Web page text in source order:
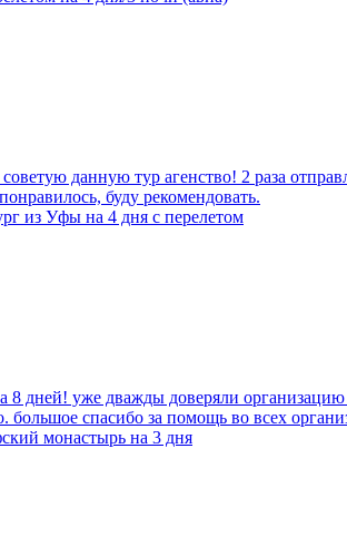
данную тур агенство! 2 раза
буду рекомендовать.
8 дней! уже дважды доверяли
большое спасибо за помощь во всех